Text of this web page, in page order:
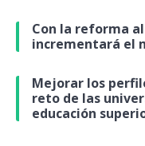
Con la reforma
incrementará el
Mejorar los
reto de las
educación